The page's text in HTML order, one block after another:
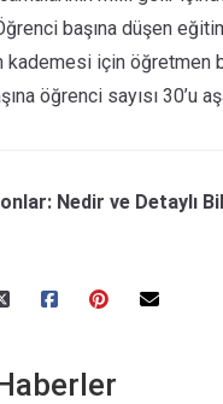
başına düşen
için öğretmen
öğrenci sayısı 30’u
Nedir ve Detaylı